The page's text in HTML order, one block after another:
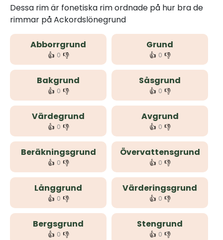
Dessa rim är fonetiska rim ordnade på hur bra de
rimmar på Ackordslönegrund
Abborrgrund
👍 0 👎
Grund
👍 0 👎
Bakgrund
👍 0 👎
Såsgrund
👍 0 👎
Värdegrund
👍 0 👎
Avgrund
👍 0 👎
Beräkningsgrund
👍 0 👎
Övervattensgrund
👍 0 👎
Långgrund
👍 0 👎
Värderingsgrund
👍 0 👎
Bergsgrund
👍 0 👎
Stengrund
👍 0 👎